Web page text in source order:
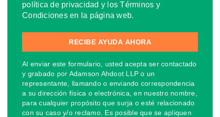
política de privacidad y los Términos y
Condiciones en la página web.
Al enviar este formulario, usted acepta ser contactado
y grabado por Adamson Ahdoot LLP o un
representante, llamando o enviando correspondencia
a su dirección física o electrónica, en nuestro nombre,
para cualquier propósito que surja o esté relacionado
con su caso y/o reclamo. Es posible que se apliquen